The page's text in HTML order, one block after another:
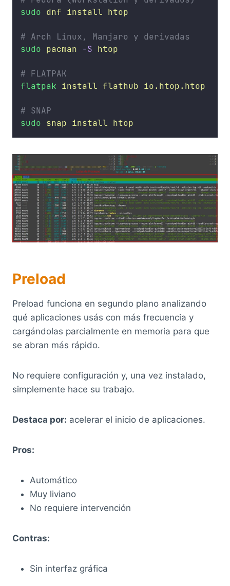
sudo dnf install htop
# Arch Linux, Manjaro y derivadas
sudo pacman -S htop
# FLATPAK
flatpak install flathub io.htop.htop
# SNAP
sudo snap install htop
Preload
Preload funciona en segundo plano analizando
qué aplicaciones usás con más frecuencia y
cargándolas parcialmente en memoria para que
se abran más rápido.
No requiere configuración y, una vez instalado,
simplemente hace su trabajo.
Destaca por: acelerar el inicio de aplicaciones.
Pros:
Automático
Muy liviano
No requiere intervención
Contras:
Sin interfaz gráfica